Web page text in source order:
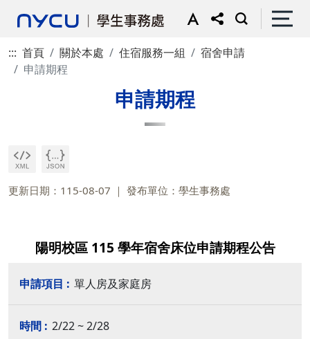
::: 首頁 關於本處 住宿服務一組
宿舍申請
申請期程
申請期程
更新日期：115-08-07 發布單位：學生事務處
陽明校區 115 學年宿舍床位申請期程公告
單人房及家庭房
2/22 ~ 2/28